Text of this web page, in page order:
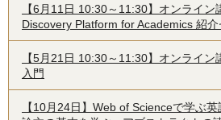
【6月11日 10:30～11:30】オンライ
Discovery Platform for Academics 紹介
【5月21日 10:30～11:30】オンライ
入門
【10月24日】Web of Scienceで学ぶ